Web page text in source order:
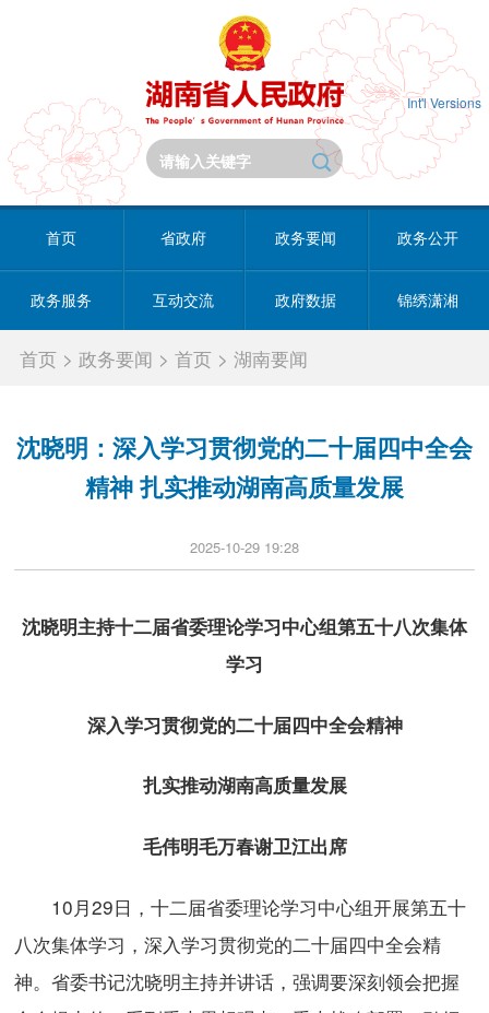
Int'l Versions
首页 省政府 政务要闻 政务公开
政务服务 互动交流 政府数据 锦绣潇湘
首页 >政务要闻 >首页 >湖南要闻
沈晓明：深入学习贯彻党的二十届四中全会
精神 扎实推动湖南高质量发展
2025-10-29 19:28
沈晓明主持十二届省委理论学习中心组第五十八次集体
学习
深入学习贯彻党的二十届四中全会精神
扎实推动湖南高质量发展
毛伟明毛万春谢卫江出席
10月29日，十二届省委理论学习中心组开展第五十
八次集体学习，深入学习贯彻党的二十届四中全会精
神。省委书记沈晓明主持并讲话，强调要深刻领会把握